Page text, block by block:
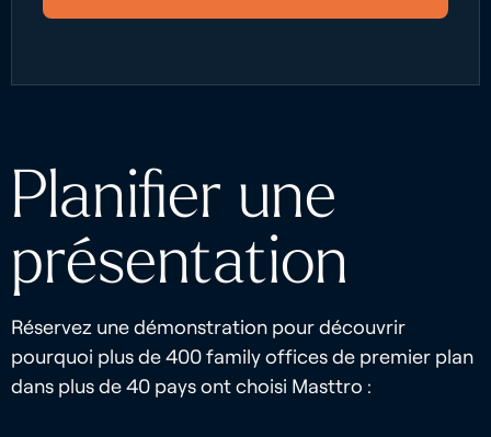
Planifier une
présentation
Réservez une démonstration pour découvrir
pourquoi plus de 400 family offices de premier plan
dans plus de 40 pays ont choisi Masttro :